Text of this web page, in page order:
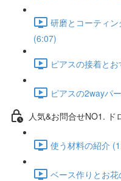
研磨とコーティ
(6:07)
ピアスの接着と
ピアスの2wayパ
人気&お問合せNO1. ド
使う材料の紹介
ベース作りとお